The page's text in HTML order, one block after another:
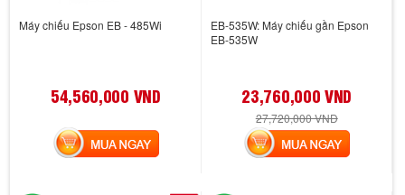
Máy chiếu Epson EB - 485Wi
54,560,000 VND
MUA NGAY
EB-535W: Máy chiếu gần Epson
EB-535W
23,760,000 VND
27,720,000 VND
MUA NGAY